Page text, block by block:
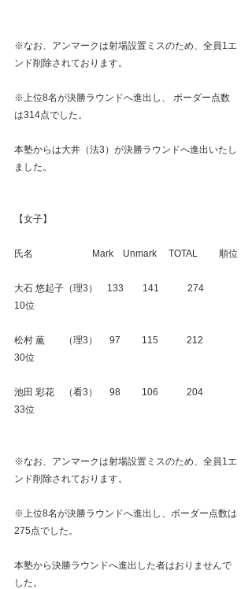
※なお、アンマークは射場設置ミスのため、全員1エ
ンド削除されております。
※上位8名が決勝ラウンドへ進出し、 ボーダー点数
は314点でした。
本塾からは大井（法3）が決勝ラウンドへ進出いたし
ました。
【女子】
氏名　　　　　　 Mark　Unmark　 TOTAL　　 順位
大石 悠起子（理3）　133　　141　　　274
10位
松村 薫　　（理3）　 97　　 115　　　212
30位
池田 彩花　（看3）　 98　　 106　　　204
33位
※なお、アンマークは射場設置ミスのため、全員1エ
ンド削除されております。
※上位8名が決勝ラウンドへ進出し、ボーダー点数は
275点でした。
本塾から決勝ラウンドへ進出した者はおりませんで
した。